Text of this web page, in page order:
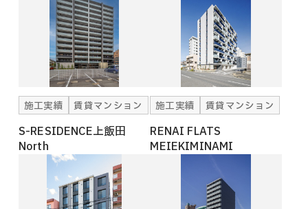
施工実績 賃貸マンション
S-RESIDENCE上飯田
North
施工実績 賃貸マンション
RENAI FLATS
MEIEKIMINAMI